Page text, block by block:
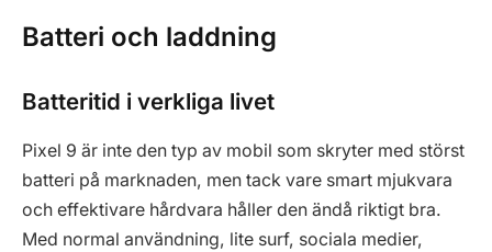
Batteri och laddning
Batteritid i verkliga livet
Pixel 9 är inte den typ av mobil som skryter med störst
batteri på marknaden, men tack vare smart mjukvara
och effektivare hårdvara håller den ändå riktigt bra.
Med normal användning, lite surf, sociala medier,